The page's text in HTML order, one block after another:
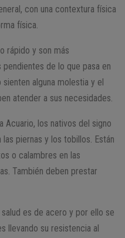
con una contextura física
física.
rápido y son más
de lo que pasa en
alguna molestia y el
atender a sus necesidades.
Acuario, los nativos del signo
piernas y los tobillos. Están
o calambres en las
También deben prestar
es de acero y por ello se
llevando su resistencia al